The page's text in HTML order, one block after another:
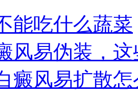
能吃什么蔬菜
风易伪装，
癜风易扩散怎